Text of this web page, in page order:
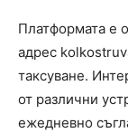
Платформата е
адрес
таксуване.
от различни
ежедневно